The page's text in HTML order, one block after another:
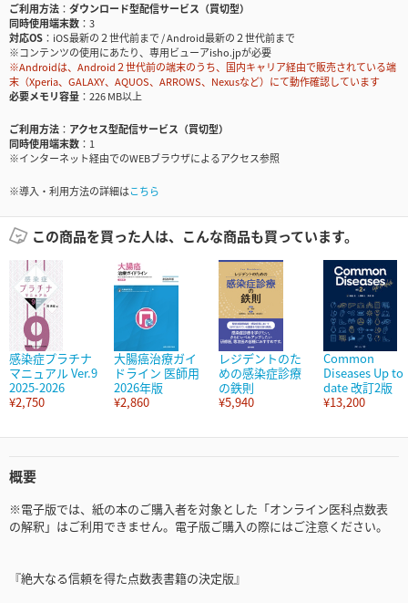
ご利用方法
ダウンロード型配信サービス（買切型）
同時使用端末数
3
対応OS
iOS最新の２世代前まで / Android最新の２世代前まで
※コンテンツの使用にあたり、専用ビューアisho.jpが必要
※Androidは、Android２世代前の端末のうち、国内キャリア経由で販売されている端
末（Xperia、GALAXY、AQUOS、ARROWS、Nexusなど）にて動作確認しています
必要メモリ容量
226 MB以上
ご利用方法
アクセス型配信サービス（買切型）
同時使用端末数
1
※インターネット経由でのWEBブラウザによるアクセス参照
※導入・利用方法の詳細はこちら
この商品を買った人は、こんな商品も買っています。
感染症プラチナ
マニュアル Ver.9
2025-2026
¥2,750
大腸癌治療ガイ
ドライン 医師用
2026年版
¥2,860
レジデントのた
めの感染症診療
の鉄則
¥5,940
Common
Diseases Up to
date 改訂2版
¥13,200
概要
※電子版では、紙の本のご購入者を対象とした「オンライン医科点数表
の解釈」はご利用できません。電子版ご購入の際にはご注意ください。
『絶大なる信頼を得た点数表書籍の決定版』